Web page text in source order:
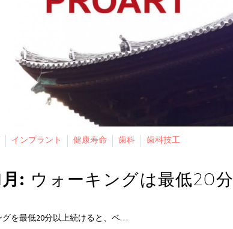
インプラント 健康寿命 歯科 歯科技工
: ウォーキングは最低20分
グを最低20分以上続けると、ベ…